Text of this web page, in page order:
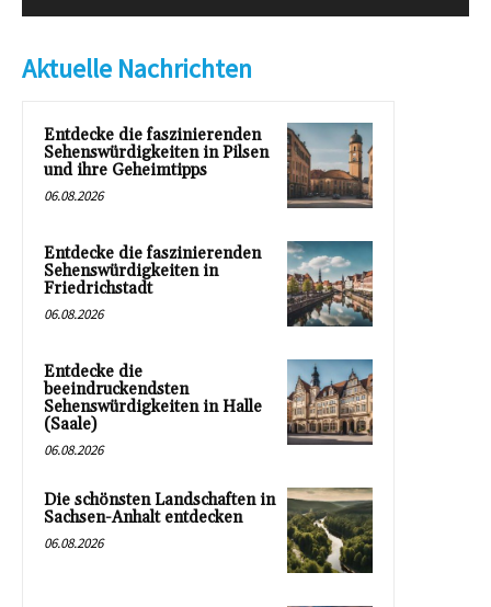
Aktuelle Nachrichten
Entdecke die faszinierenden
Sehenswürdigkeiten in Pilsen
und ihre Geheimtipps
06.08.2026
Entdecke die faszinierenden
Sehenswürdigkeiten in
Friedrichstadt
06.08.2026
Entdecke die
beeindruckendsten
Sehenswürdigkeiten in Halle
(Saale)
06.08.2026
Die schönsten Landschaften in
Sachsen-Anhalt entdecken
06.08.2026